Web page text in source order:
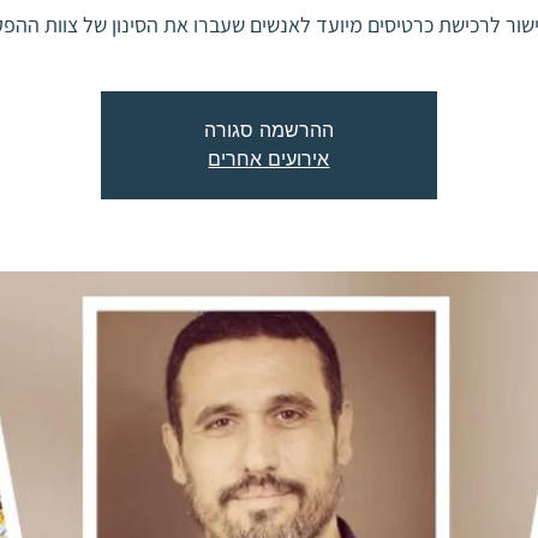
לרכישת כרטיסים מיועד לאנשים שעברו את הסינון של צוות
ההרשמה סגורה
אירועים אחרים